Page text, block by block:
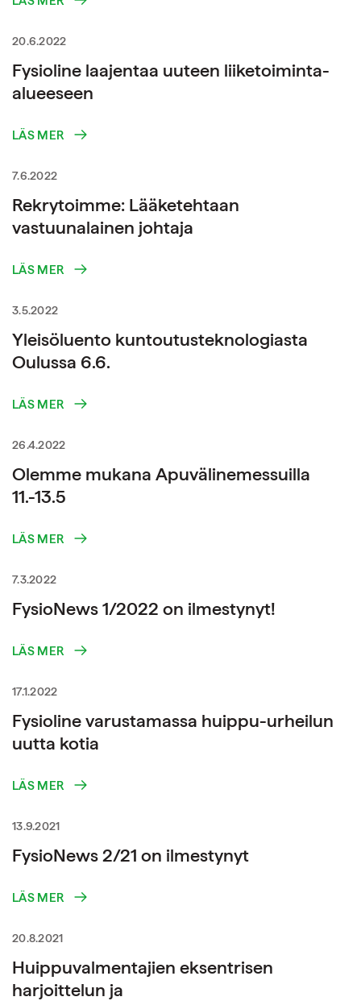
20.6.2022
Fysioline laajentaa uuteen liiketoiminta-
alueeseen
LÄS MER
7.6.2022
Rekrytoimme: Lääketehtaan
vastuunalainen johtaja
LÄS MER
3.5.2022
Yleisöluento kuntoutusteknologiasta
Oulussa 6.6.
LÄS MER
26.4.2022
Olemme mukana Apuvälinemessuilla
11.-13.5
LÄS MER
7.3.2022
FysioNews 1/2022 on ilmestynyt!
LÄS MER
17.1.2022
Fysioline varustamassa huippu-urheilun
uutta kotia
LÄS MER
13.9.2021
FysioNews 2/21 on ilmestynyt
LÄS MER
20.8.2021
Huippuvalmentajien eksentrisen
harjoittelun ja